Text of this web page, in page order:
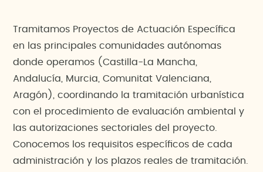
Tramitamos Proyectos de Actuación Específica
en las principales comunidades autónomas
donde operamos (Castilla-La Mancha,
Andalucía, Murcia, Comunitat Valenciana,
Aragón), coordinando la tramitación urbanística
con el procedimiento de evaluación ambiental y
las autorizaciones sectoriales del proyecto.
Conocemos los requisitos específicos de cada
administración y los plazos reales de tramitación.